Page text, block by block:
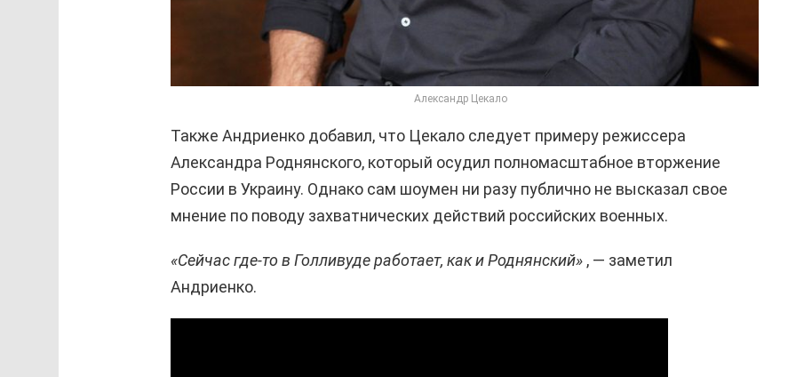
Александр Цекало
Также Андриенко добавил, что Цекало следует примеру режиссера
Александра Роднянского, который осудил полномасштабное вторжение
России в Украину. Однако сам шоумен ни разу публично не высказал свое
мнение по поводу захватнических действий российских военных.
«Сейчас где-то в Голливуде работает, как и Роднянский» , — заметил
Андриенко.